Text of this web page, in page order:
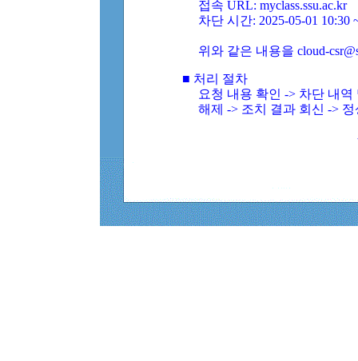
접속 URL: myclass.ssu.ac.kr
차단 시간: 2025-05-01 10:30
위와 같은 내용을 cloud-
■ 처리 절차
요청 내용 확인 -> 차단 내
해제 -> 조치 결과 회신 ->